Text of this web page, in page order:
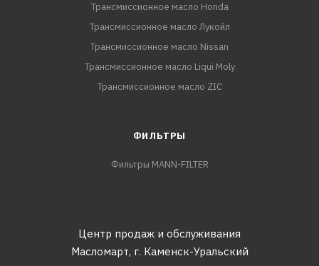
Трансмиссионное масло Honda
Трансмиссионное масло Лукойл
Трансмиссионное масло Nissan
Трансмиссионное масло Liqui Moly
Трансмиссионное масло ZIC
ФИЛЬТРЫ
Фильтры MANN-FILTER
Центр продаж и обслуживания
Масломарт, г. Каменск-Уральский